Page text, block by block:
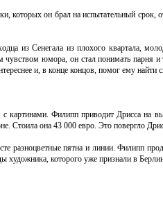
которых он брал на испытательный срок,
из Сенегала из плохого квартала,
юмора, он стал понимать парня и
и, в конце концов, помог ему найти
Филипп приводит Дрисса на
Стоила она 43 000 евро. Это повергло
разноцветные пятна и линии. Филипп
художника, которого уже признали в